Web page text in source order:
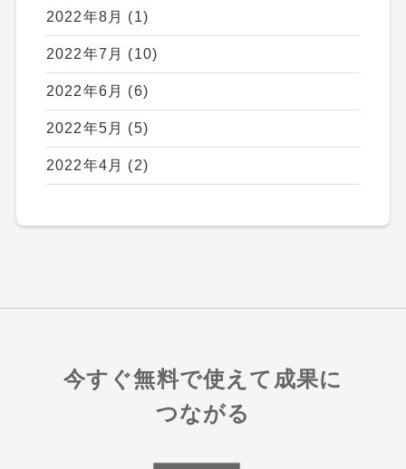
2022年8月 (1)
2022年7月 (10)
2022年6月 (6)
2022年5月 (5)
2022年4月 (2)
今すぐ無料で使えて成果に
つながる